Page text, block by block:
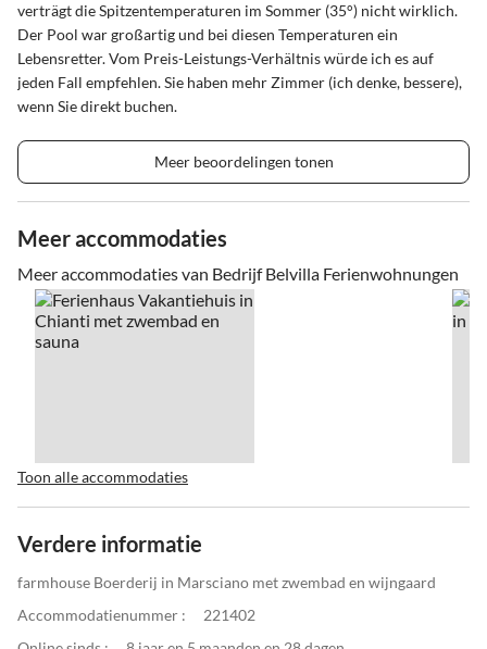
verträgt die Spitzentemperaturen im Sommer (35°) nicht wirklich.
Der Pool war großartig und bei diesen Temperaturen ein
Lebensretter. Vom Preis-Leistungs-Verhältnis würde ich es auf
jeden Fall empfehlen. Sie haben mehr Zimmer (ich denke, bessere),
wenn Sie direkt buchen.
Meer beoordelingen tonen
Meer accommodaties
Meer accommodaties van Bedrijf Belvilla Ferienwohnungen
Toon alle accommodaties
Verdere informatie
farmhouse Boerderij in Marsciano met zwembad en wijngaard
Accommodatienummer :
221402